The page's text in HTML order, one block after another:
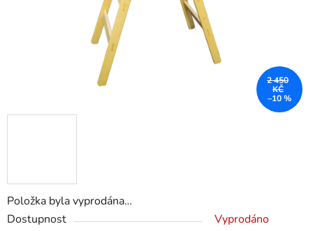
Položka byla vyprodána…
Dostupnost
Vyprodáno
2 450
KČ
–10 %